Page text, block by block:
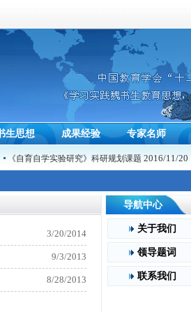
生思想 成果经验 专家名师
《自育自学实验研究》科研规划课题 2016/11/20
3/20/2014
9/3/2013
8/28/2013
导航中心
关于我们
领导题词
联系我们